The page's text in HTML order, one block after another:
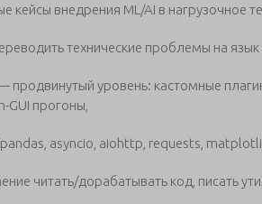
кейсы внедрения ML/AI в нагрузочное
технические проблемы на язык
продвинутый уровень: кастомные
GUI прогоны,
asyncio, aiohttp, requests,
читать/дорабатывать код, писать